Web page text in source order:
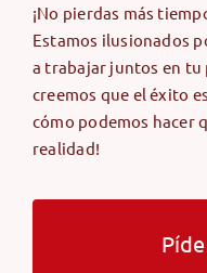
¡No pierdas más
Estamos ilusionados
a trabajar juntos en tu
creemos que el éxito
cómo podemos hacer
realidad!